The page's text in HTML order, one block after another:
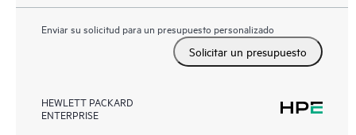
Enviar su solicitud para un presupuesto personalizado
Solicitar un presupuesto
HEWLETT PACKARD
ENTERPRISE